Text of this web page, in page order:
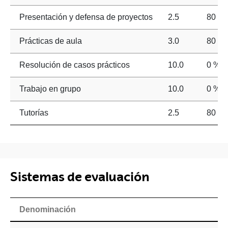
Presentación y defensa de proyectos 2.5 80 %
Prácticas de aula 3.0 80 %
Resolución de casos prácticos 10.0 0 %
Trabajo en grupo 10.0 0 %
Tutorías 2.5 80 %
Sistemas de evaluación
Denominación